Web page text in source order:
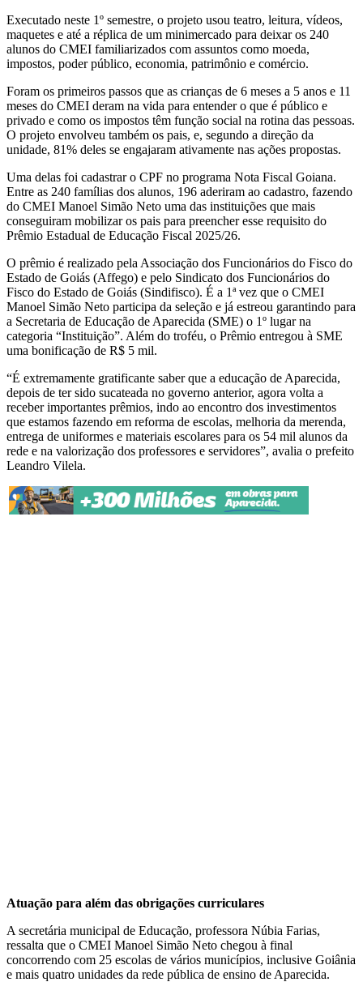
Executado neste 1º semestre, o projeto usou teatro, leitura, vídeos,
maquetes e até a réplica de um minimercado para deixar os 240
alunos do CMEI familiarizados com assuntos como moeda,
impostos, poder público, economia, patrimônio e comércio.
Foram os primeiros passos que as crianças de 6 meses a 5 anos e 11
meses do CMEI deram na vida para entender o que é público e
privado e como os impostos têm função social na rotina das pessoas.
O projeto envolveu também os pais, e, segundo a direção da
unidade, 81% deles se engajaram ativamente nas ações propostas.
Uma delas foi cadastrar o CPF no programa Nota Fiscal Goiana.
Entre as 240 famílias dos alunos, 196 aderiram ao cadastro, fazendo
do CMEI Manoel Simão Neto uma das instituições que mais
conseguiram mobilizar os pais para preencher esse requisito do
Prêmio Estadual de Educação Fiscal 2025/26.
O prêmio é realizado pela Associação dos Funcionários do Fisco do
Estado de Goiás (Affego) e pelo Sindicato dos Funcionários do
Fisco do Estado de Goiás (Sindifisco). É a 1ª vez que o CMEI
Manoel Simão Neto participa da seleção e já estreou garantindo para
a Secretaria de Educação de Aparecida (SME) o 1º lugar na
categoria “Instituição”. Além do troféu, o Prêmio entregou à SME
uma bonificação de R$ 5 mil.
“É extremamente gratificante saber que a educação de Aparecida,
depois de ter sido sucateada no governo anterior, agora volta a
receber importantes prêmios, indo ao encontro dos investimentos
que estamos fazendo em reforma de escolas, melhoria da merenda,
entrega de uniformes e materiais escolares para os 54 mil alunos da
rede e na valorização dos professores e servidores”, avalia o prefeito
Leandro Vilela.
Atuação para além das obrigações curriculares
A secretária municipal de Educação, professora Núbia Farias,
ressalta que o CMEI Manoel Simão Neto chegou à final
concorrendo com 25 escolas de vários municípios, inclusive Goiânia
e mais quatro unidades da rede pública de ensino de Aparecida.